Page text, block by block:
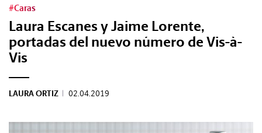
#Caras
Laura Escanes y Jaime Lorente,
portadas del nuevo número de Vis-à-
Vis
LAURA ORTIZ | 02.04.2019